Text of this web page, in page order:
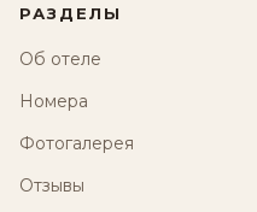
РАЗДЕЛЫ
Об отеле
Номера
Фотогалерея
Отзывы